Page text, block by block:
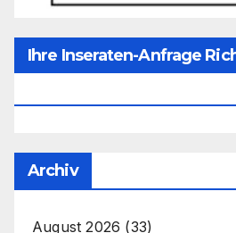
Ihre Inseraten-Anfrage
Archiv
August 2026 (33)